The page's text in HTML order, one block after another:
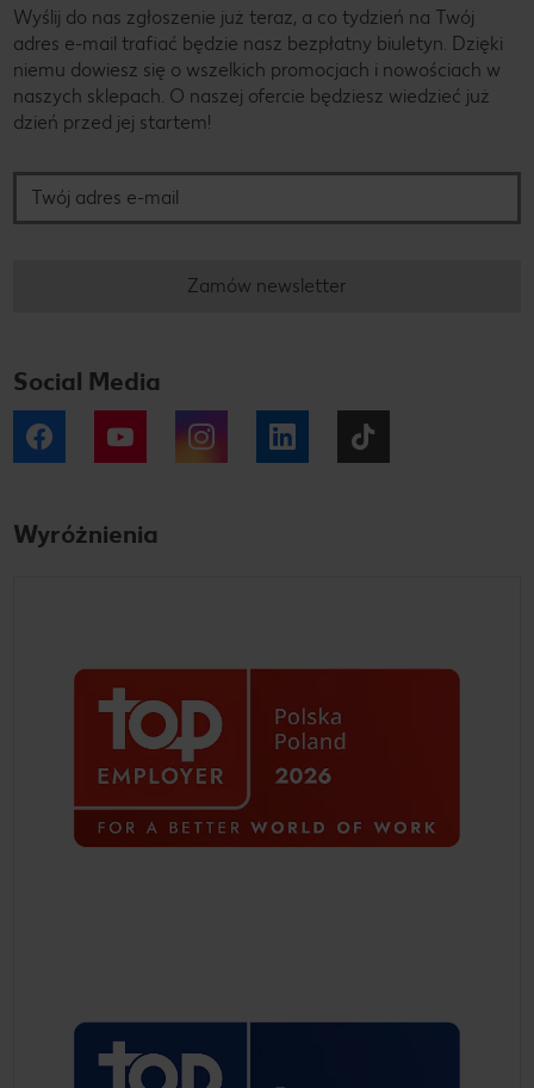
Wyślij do nas zgłoszenie już teraz, a co tydzień na Twój
adres e-mail trafiać będzie nasz bezpłatny biuletyn. Dzięki
niemu dowiesz się o wszelkich promocjach i nowościach w
naszych sklepach. O naszej ofercie będziesz wiedzieć już
dzień przed jej startem!
Zamów newsletter
Social Media
Facebook YouTube Instagram LinkedIn
Wyróżnienia